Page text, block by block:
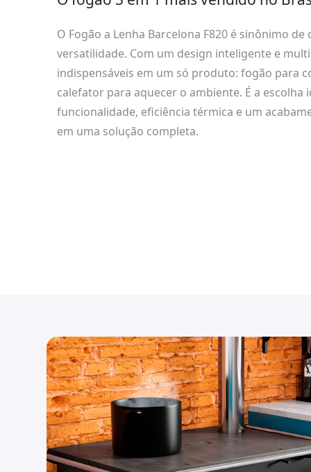
O Fogão a Lenha Barcelona F820 é sinônimo
versatilidade. Com um design inteligente e
indispensáveis em um só produto: fogão para
calefator para aquecer o ambiente. É a escolha
funcionalidade, eficiência térmica e um
em uma solução completa.